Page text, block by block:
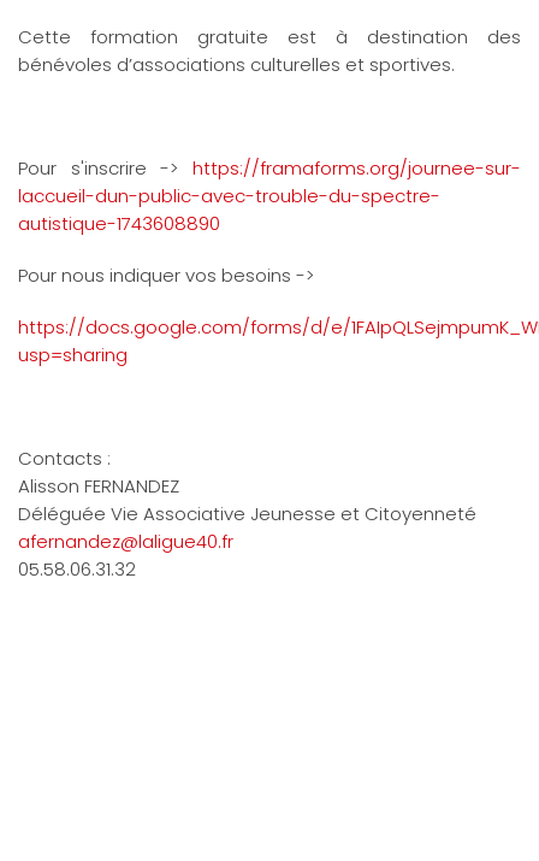
Cette formation gratuite est à destination des
bénévoles d’associations culturelles et sportives.
Pour s'inscrire -> https://framaforms.org/journee-sur-
laccueil-dun-public-avec-trouble-du-spectre-
autistique-1743608890
Pour nous indiquer vos besoins ->
https://docs.google.com/forms/d/e/
usp=sharing
Contacts :
Alisson FERNANDEZ
Déléguée Vie Associative Jeunesse et Citoyenneté
afernandez@laligue40.fr
05.58.06.31.32